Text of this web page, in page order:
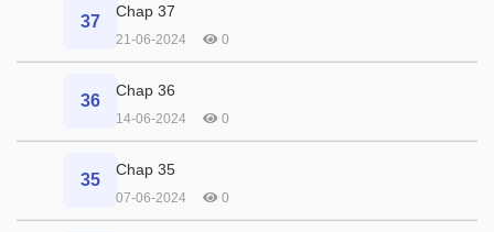
37
Chap 37
21-06-2024 0
36
Chap 36
14-06-2024 0
35
Chap 35
07-06-2024 0